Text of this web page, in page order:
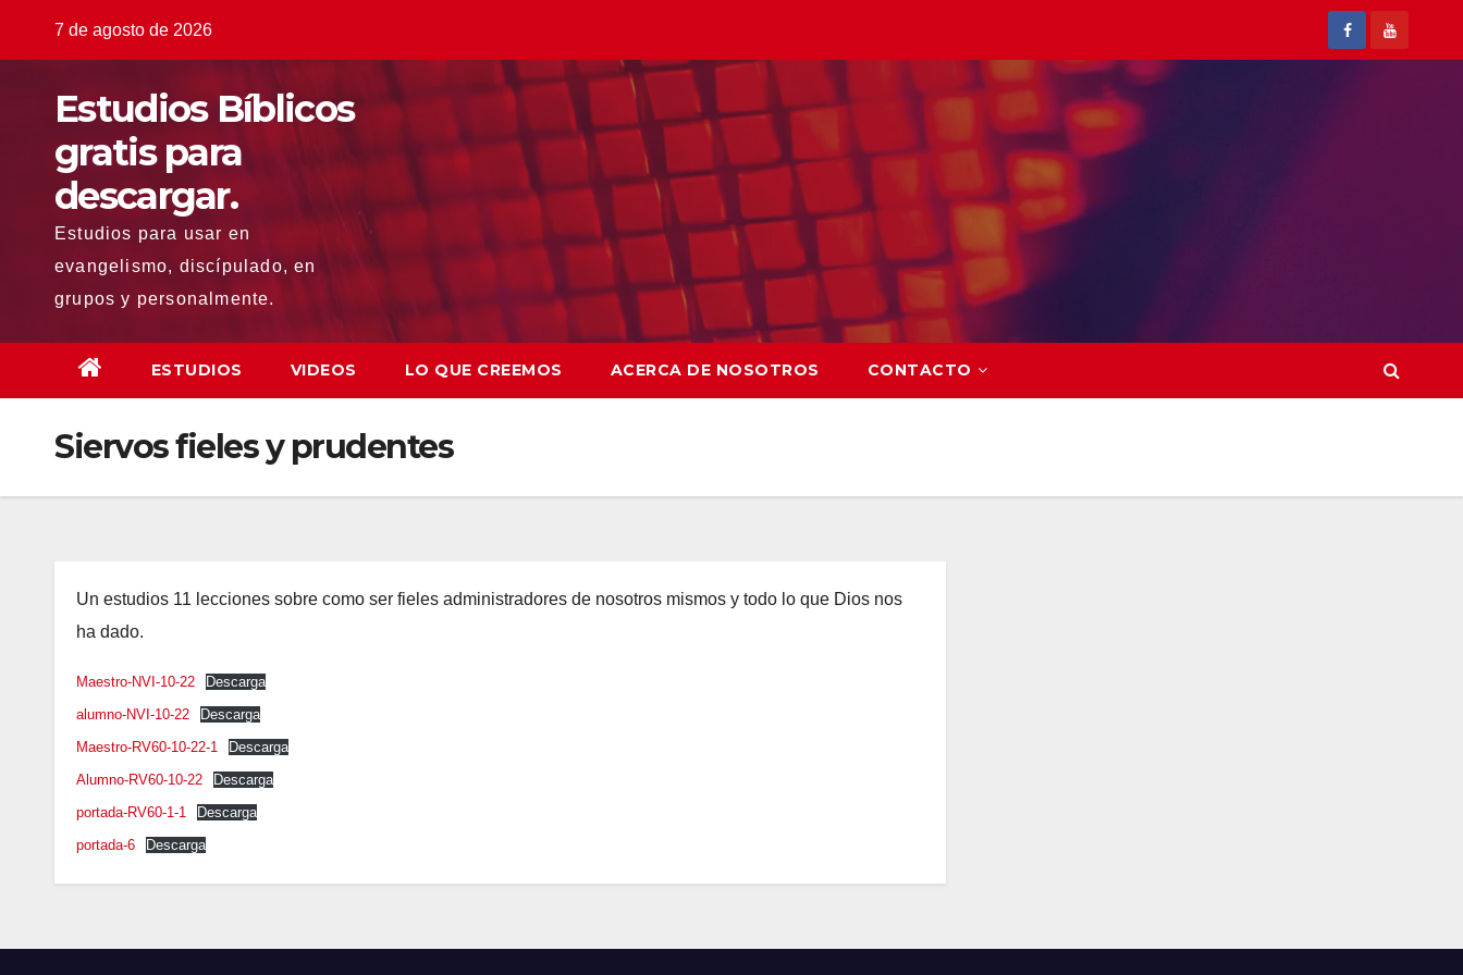
7 de agosto de 2026
Estudios Bíblicos
gratis para
descargar.
Estudios para usar en
evangelismo, discípulado, en
grupos y personalmente.
ESTUDIOS VIDEOS LO QUE CREEMOS ACERCA DE NOSOTROS CONTACTO
Siervos fieles y prudentes
Un estudios 11 lecciones sobre como ser fieles administradores de nosotros mismos y todo lo que Dios nos
ha dado.
Maestro-NVI-10-22
Descarga
alumno-NVI-10-22
Descarga
Maestro-RV60-10-22-1
Descarga
Alumno-RV60-10-22
Descarga
portada-RV60-1-1
Descarga
portada-6
Descarga